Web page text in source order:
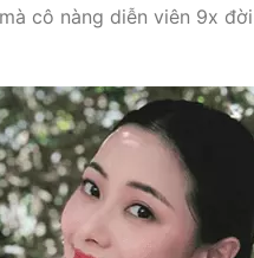
cô nàng diễn viên 9x